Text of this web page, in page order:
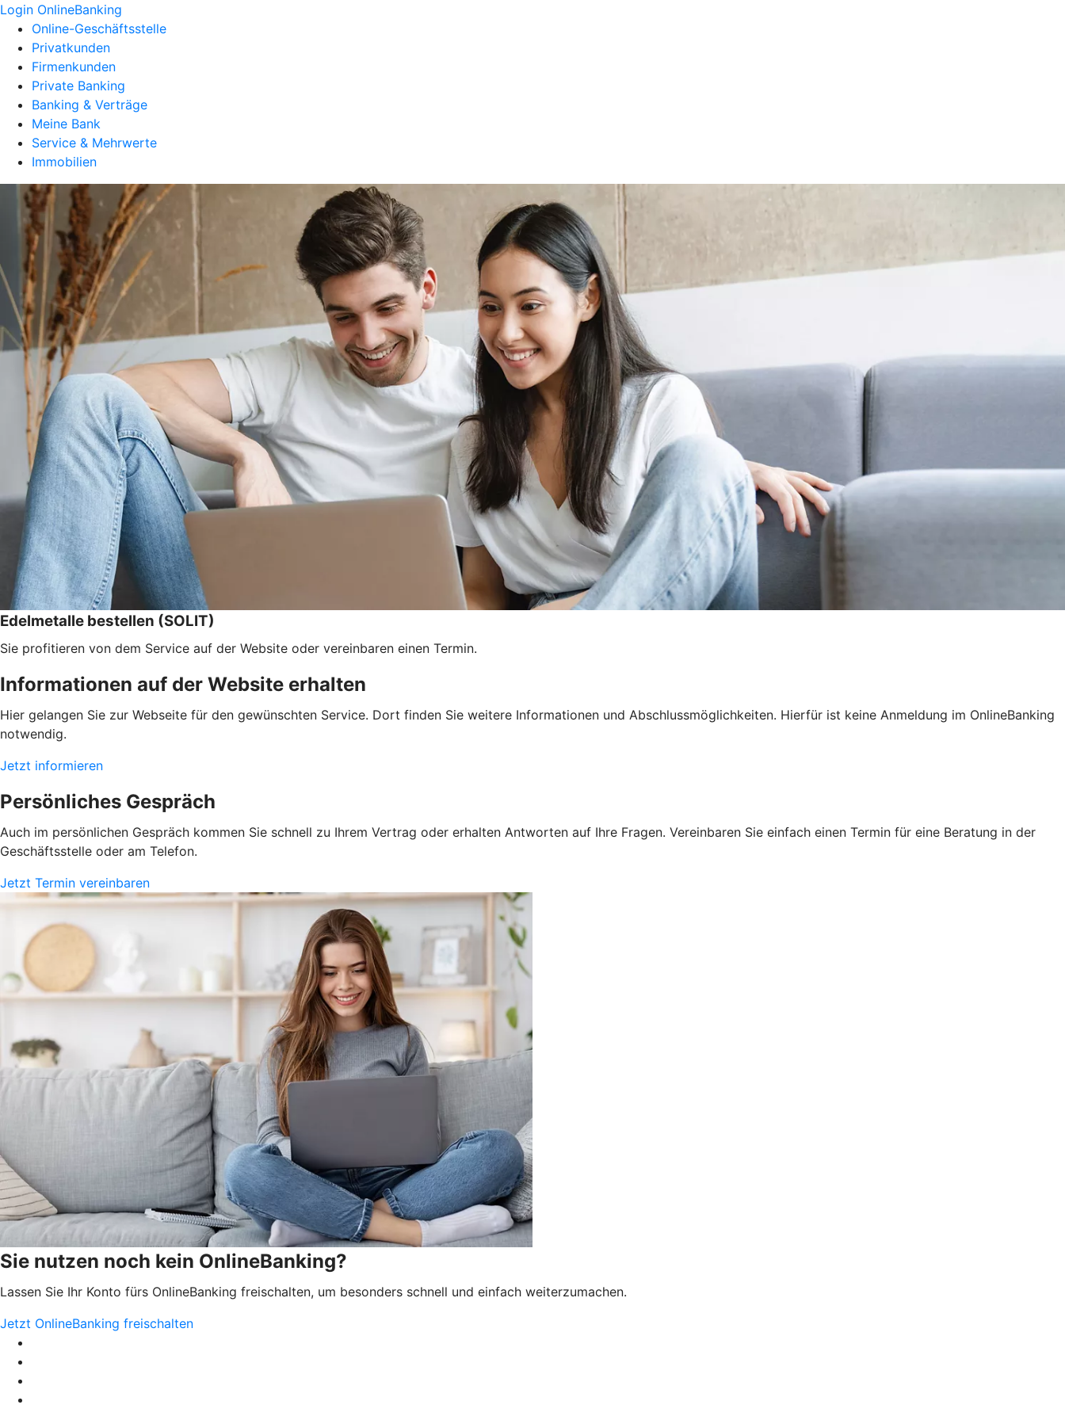
Login OnlineBanking
Online-Geschäftsstelle
Privatkunden
Firmenkunden
Private Banking
Banking & Verträge
Meine Bank
Service & Mehrwerte
Immobilien
Edelmetalle bestellen (SOLIT)
Sie profitieren von dem Service auf der Website oder vereinbaren einen Termin.
Informationen auf der Website erhalten
Hier gelangen Sie zur Webseite für den gewünschten Service. Dort finden Sie weitere Informationen und Abschlussmöglichkeiten. Hierfür ist keine Anmeldung im OnlineBanking
notwendig.
Jetzt informieren
Persönliches Gespräch
Auch im persönlichen Gespräch kommen Sie schnell zu Ihrem Vertrag oder erhalten Antworten auf Ihre Fragen. Vereinbaren Sie einfach einen Termin für eine Beratung in der
Geschäftsstelle oder am Telefon.
Jetzt Termin vereinbaren
Sie nutzen noch kein OnlineBanking?
Lassen Sie Ihr Konto fürs OnlineBanking freischalten, um besonders schnell und einfach weiterzumachen.
Jetzt OnlineBanking freischalten